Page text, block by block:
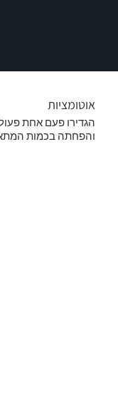
אוטומציות
הגדירו פעם אחת
והפחתה בכמות